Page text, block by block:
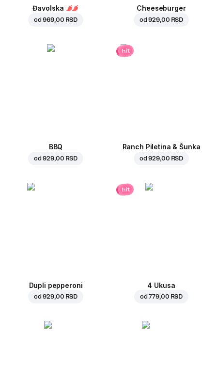
Đavolska
od969,00 RSD
Cheeseburger
od929,00 RSD
BBQ
od929,00 RSD
hit
Ranch Piletina & Šunka
od929,00 RSD
Dupli pepperoni
od929,00 RSD
hit
4 Ukusa
od779,00 RSD